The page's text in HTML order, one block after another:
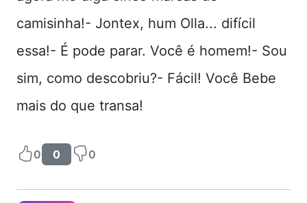
camisinha!- Jontex, hum Olla... difícil
essa!- É pode parar. Você é homem!- Sou
sim, como descobriu?- Fácil! Você Bebe
mais do que transa!
0 0 0